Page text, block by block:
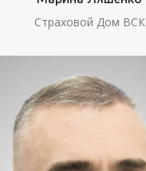
Страховой Дом ВСК